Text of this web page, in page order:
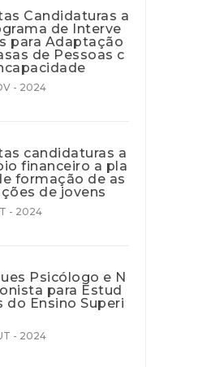
Candidaturas a
de Interve
para Adaptação
de Pessoas c
- 2024
candidaturas a
financeiro a pla
formação de as
de jovens
- 2024
Psicólogo e N
para Estud
do Ensino Superi
- 2024